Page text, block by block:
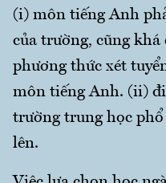
(i) môn tiếng Anh
của trường, cũng khá
phương thức xét
môn tiếng Anh. (ii)
trường trung học
lên.